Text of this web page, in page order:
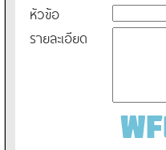
หัวข้อ
รายละเอียด